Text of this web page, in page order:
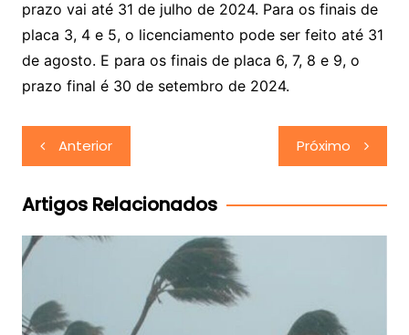
prazo vai até 31 de julho de 2024. Para os finais de
placa 3, 4 e 5, o licenciamento pode ser feito até 31
de agosto. E para os finais de placa 6, 7, 8 e 9, o
prazo final é 30 de setembro de 2024.
Navegação
de
Post
Anterior Próximo
Artigos Relacionados